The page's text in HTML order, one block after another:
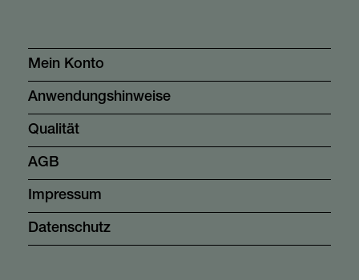
Mein Konto
Anwendungshinweise
Qualität
AGB
Impressum
Datenschutz